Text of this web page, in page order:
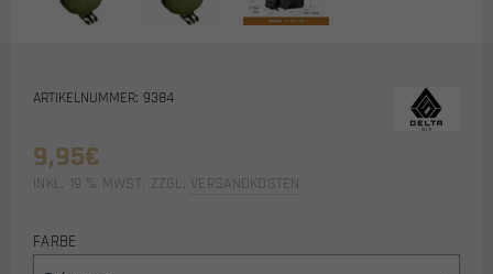
ARTIKELNUMMER: 9384
9,95€
INKL. 19 % MWST. ZZGL. VERSANDKOSTEN
FARBE